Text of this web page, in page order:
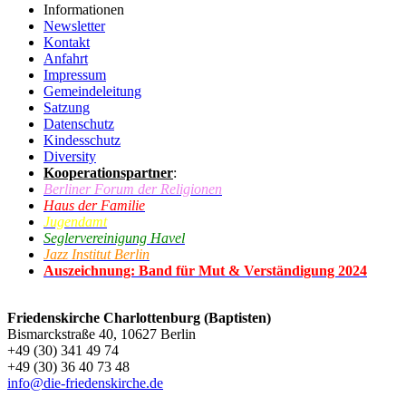
Informationen
Newsletter
Kontakt
Anfahrt
Impressum
Gemeindeleitung
Satzung
Datenschutz
Kindesschutz
Diversity
Kooperationspartner:
Berliner Forum der Religionen
Haus der Familie
Jugendamt
Seglervereinigung Havel
Jazz Institut Berlin
Auszeichnung: Band für Mut & Verständigung 2024
Friedenskirche Charlottenburg (Baptisten)
Bismarckstraße 40, 10627 Berlin
+49 (30) 341 49 74
+49 (30) 36 40 73 48
info@die-friedenskirche.de